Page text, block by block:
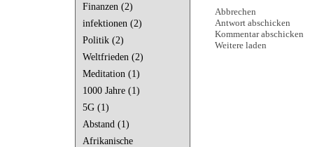
Finanzen (2)
infektionen (2)
Politik (2)
Weltfrieden (2)
Meditation (1)
1000 Jahre (1)
5G (1)
Abstand (1)
Afrikanische
Abbrechen
Antwort abschicken
Kommentar abschicken
Weitere laden